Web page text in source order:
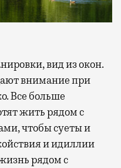
внимание при
Все больше
жить рядом с
чтобы суеты и
и идиллии
рядом с